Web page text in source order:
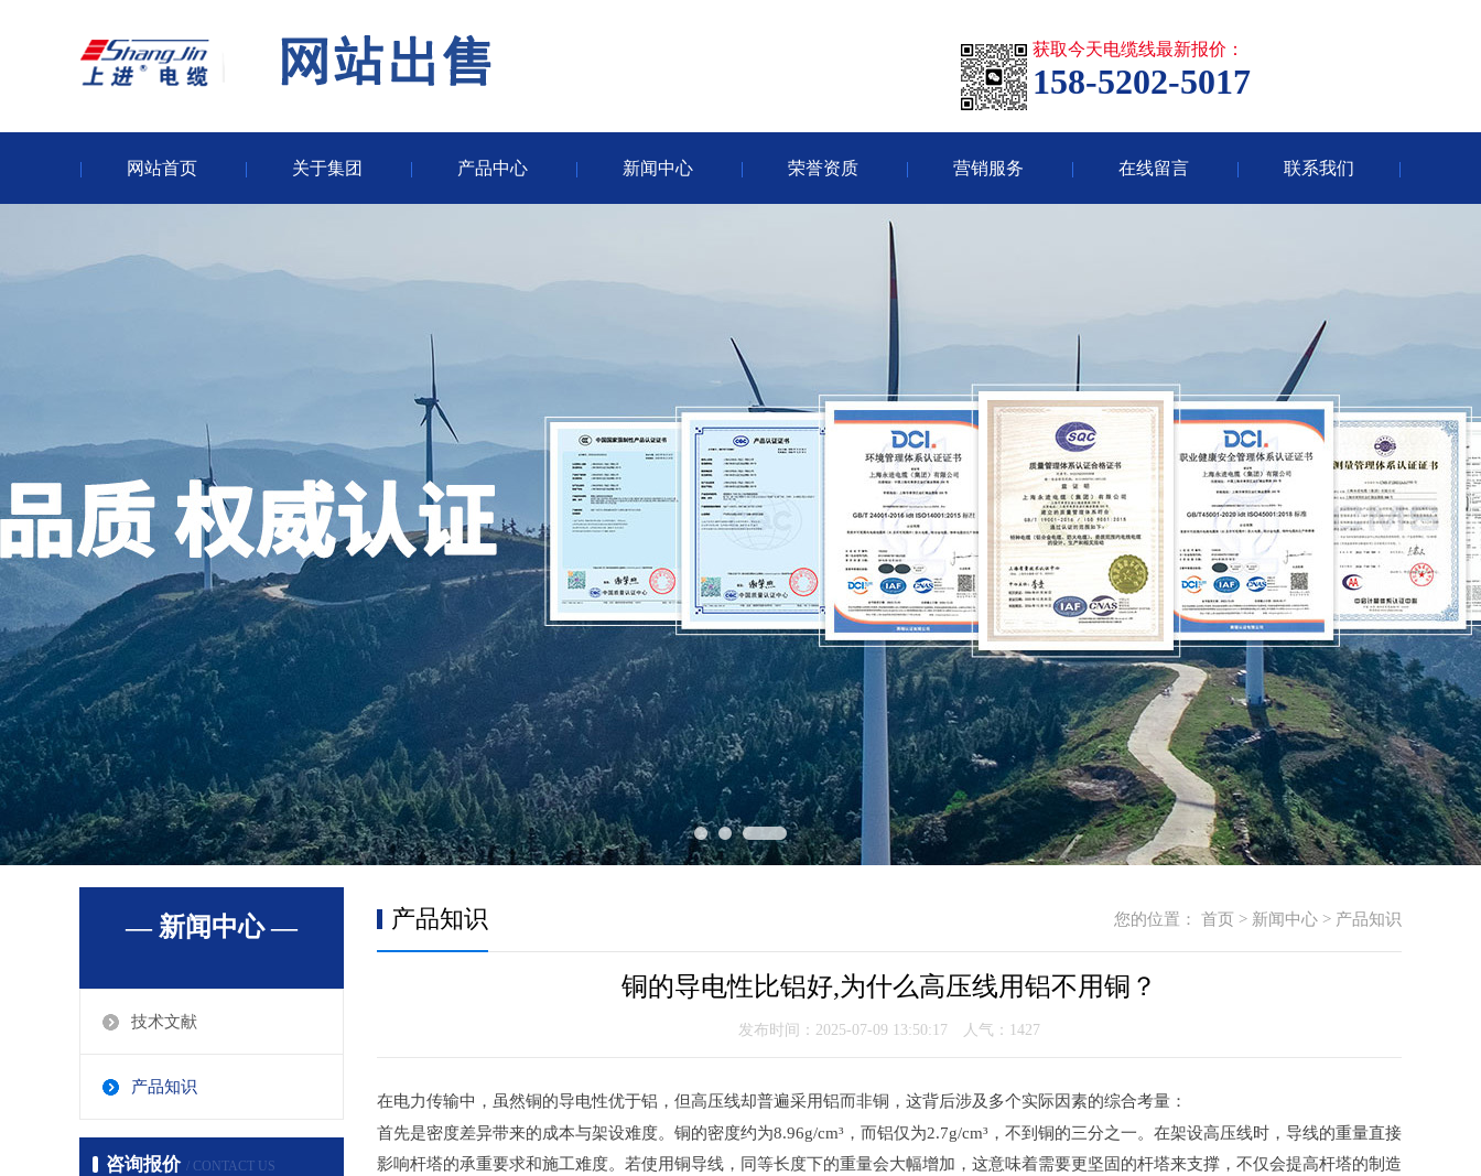
获取今天电缆线最新报价：
158-5202-5017
网站首页 关于集团 产品中心 新闻中心 荣誉资质 营销服务 在线留言 联系我们
— 新闻中心 —
技术文献
产品知识
咨询报价 / CONTACT US
您的位置： 首页 > 新闻中心 > 产品知识
产品知识
铜的导电性比铝好,为什么高压线用铝不用铜？
发布时间：2025-07-09 13:50:17 人气： 1427
在电力传输中，虽然铜的导电性优于铝，但高压线却普遍采用铝而非铜，这背后涉及多个实际因素的综合考量：
首先是密度差异带来的成本与架设难度。铜的密度约为8.96g/cm³，而铝仅为2.7g/cm³，不到铜的三分之一。在架设高压线时，导线的重量直接
影响杆塔的承重要求和施工难度。若使用铜导线，同等长度下的重量会大幅增加，这意味着需要更坚固的杆塔来支撑，不仅会提高杆塔的制造